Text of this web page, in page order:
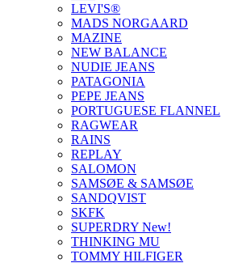
LEVI'S®
MADS NORGAARD
MAZINE
NEW BALANCE
NUDIE JEANS
PATAGONIA
PEPE JEANS
PORTUGUESE FLANNEL
RAGWEAR
RAINS
REPLAY
SALOMON
SAMSØE & SAMSØE
SANDQVIST
SKFK
SUPERDRY New!
THINKING MU
TOMMY HILFIGER